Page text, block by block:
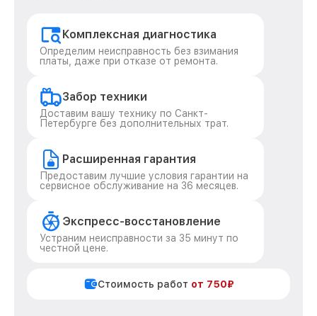
Комплексная диагностика
Определим неисправность без взимания
платы, даже при отказе от ремонта.
Забор техники
Доставим вашу технику по Санкт-
Петербурге без дополнительных трат.
Расширенная гарантия
Предоставим лучшие условия гарантии на
сервисное обслуживание на 36 месяцев.
Экспресс-восстановление
Устраним неисправности за 35 минут по
честной цене.
Стоимость работ от 750₽